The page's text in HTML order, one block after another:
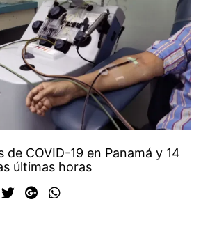
de COVID-19 en Panamá y 14
últimas horas